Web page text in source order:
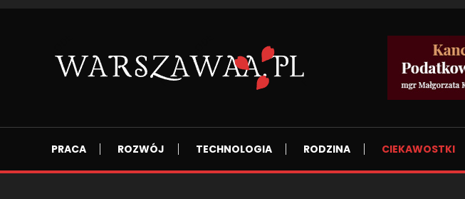
PRACA ROZWÓJ TECHNOLOGIA RODZINA CIEKAWOSTKI